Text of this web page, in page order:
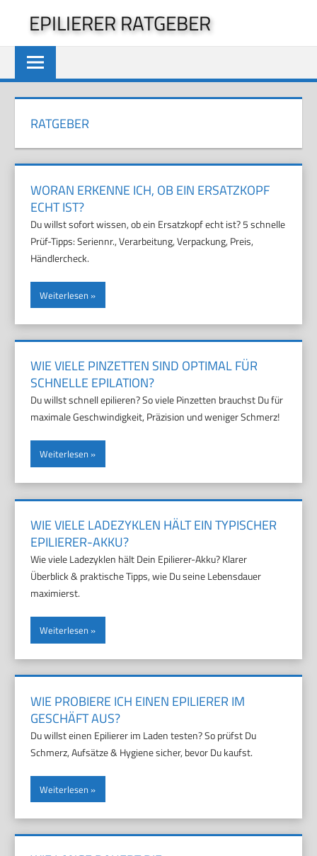
springen
EPILIERER RATGEBER
RATGEBER
WORAN ERKENNE ICH, OB EIN ERSATZKOPF
ECHT IST?
Du willst sofort wissen, ob ein Ersatzkopf echt ist? 5 schnelle
Prüf-Tipps: Seriennr., Verarbeitung, Verpackung, Preis,
Händlercheck.
Weiterlesen
WIE VIELE PINZETTEN SIND OPTIMAL FÜR
SCHNELLE EPILATION?
Du willst schnell epilieren? So viele Pinzetten brauchst Du für
maximale Geschwindigkeit, Präzision und weniger Schmerz!
Weiterlesen
WIE VIELE LADEZYKLEN HÄLT EIN TYPISCHER
EPILIERER-AKKU?
Wie viele Ladezyklen hält Dein Epilierer-Akku? Klarer
Überblick & praktische Tipps, wie Du seine Lebensdauer
maximierst.
Weiterlesen
WIE PROBIERE ICH EINEN EPILIERER IM
GESCHÄFT AUS?
Du willst einen Epilierer im Laden testen? So prüfst Du
Schmerz, Aufsätze & Hygiene sicher, bevor Du kaufst.
Weiterlesen